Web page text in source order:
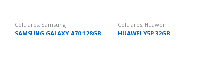
Celulares, Samsung
SAMSUNG GALAXY A70 128GB
Celulares, Huawei
HUAWEI Y5P 32GB